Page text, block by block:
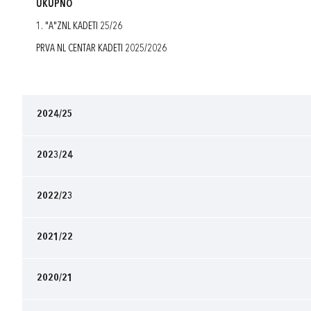
UKUPNO
1. "A"ZNL KADETI 25/26
PRVA NL CENTAR KADETI 2025/2026
2024/25
2023/24
2022/23
2021/22
2020/21